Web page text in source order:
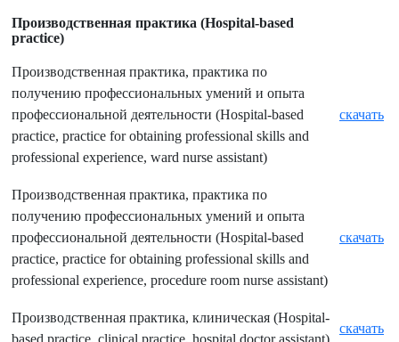
Производственная практика (Hospital-based
practice)
Производственная практика, практика по
получению профессиональных умений и опыта
профессиональной деятельности (Hospital-based
practice, practice for obtaining professional skills and
professional experience, ward nurse assistant)
скачать
Производственная практика, практика по
получению профессиональных умений и опыта
профессиональной деятельности (Hospital-based
practice, practice for obtaining professional skills and
professional experience, procedure room nurse assistant)
скачать
Производственная практика, клиническая (Hospital-
based practice, clinical practice, hospital doctor assistant)
скачать